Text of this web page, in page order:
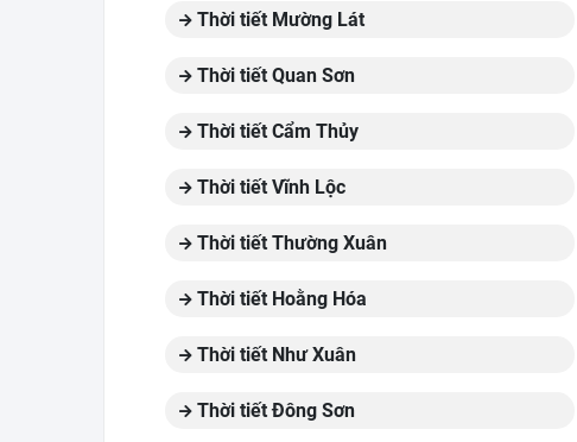
Thời tiết Mường Lát
Thời tiết Quan Sơn
Thời tiết Cẩm Thủy
Thời tiết Vĩnh Lộc
Thời tiết Thường Xuân
Thời tiết Hoằng Hóa
Thời tiết Như Xuân
Thời tiết Đông Sơn